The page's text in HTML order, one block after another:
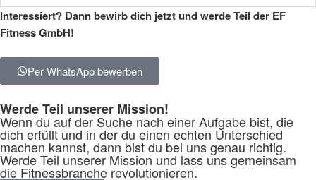
Interessiert? Dann bewirb dich jetzt und werde Teil der EF
Fitness GmbH!
Per WhatsApp bewerben
Werde Teil unserer Mission!
Wenn du auf der Suche nach einer Aufgabe bist, die
dich erfüllt und in der du einen echten Unterschied
machen kannst, dann bist du bei uns genau richtig.
Werde Teil unserer Mission und lass uns gemeinsam
die Fitnessbranche revolutionieren.